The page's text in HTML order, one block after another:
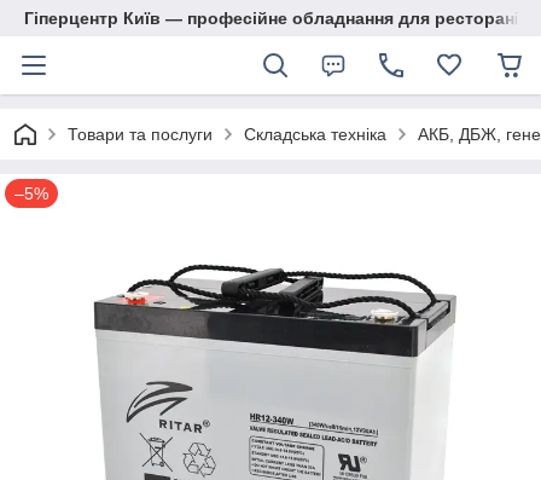
Гіперцентр Київ — професійне обладнання для ресторанів,
Товари та послуги Складська техніка АКБ, ДБЖ,
–5%